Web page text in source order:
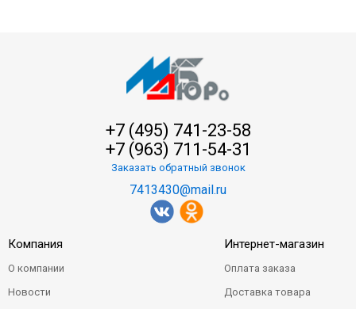
+7 (495) 741-23-58
+7 (963) 711-54-31
Заказать обратный звонок
7413430@mail.ru
Компания
О компании
Новости
Интернет-магазин
Оплата заказа
Доставка товара